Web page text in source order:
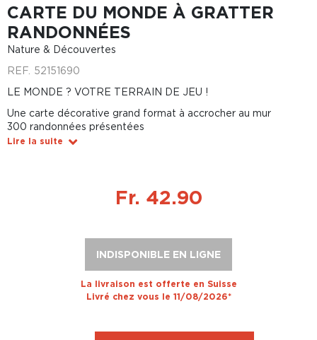
CARTE DU MONDE À GRATTER
RANDONNÉES
Nature & Découvertes
REF. 52151690
LE MONDE ? VOTRE TERRAIN DE JEU !
Une carte décorative grand format à accrocher au mur
300 randonnées présentées
Lire la suite
Fr. 42.90
INDISPONIBLE EN LIGNE
La livraison est offerte en Suisse
Livré chez vous le 11/08/2026*